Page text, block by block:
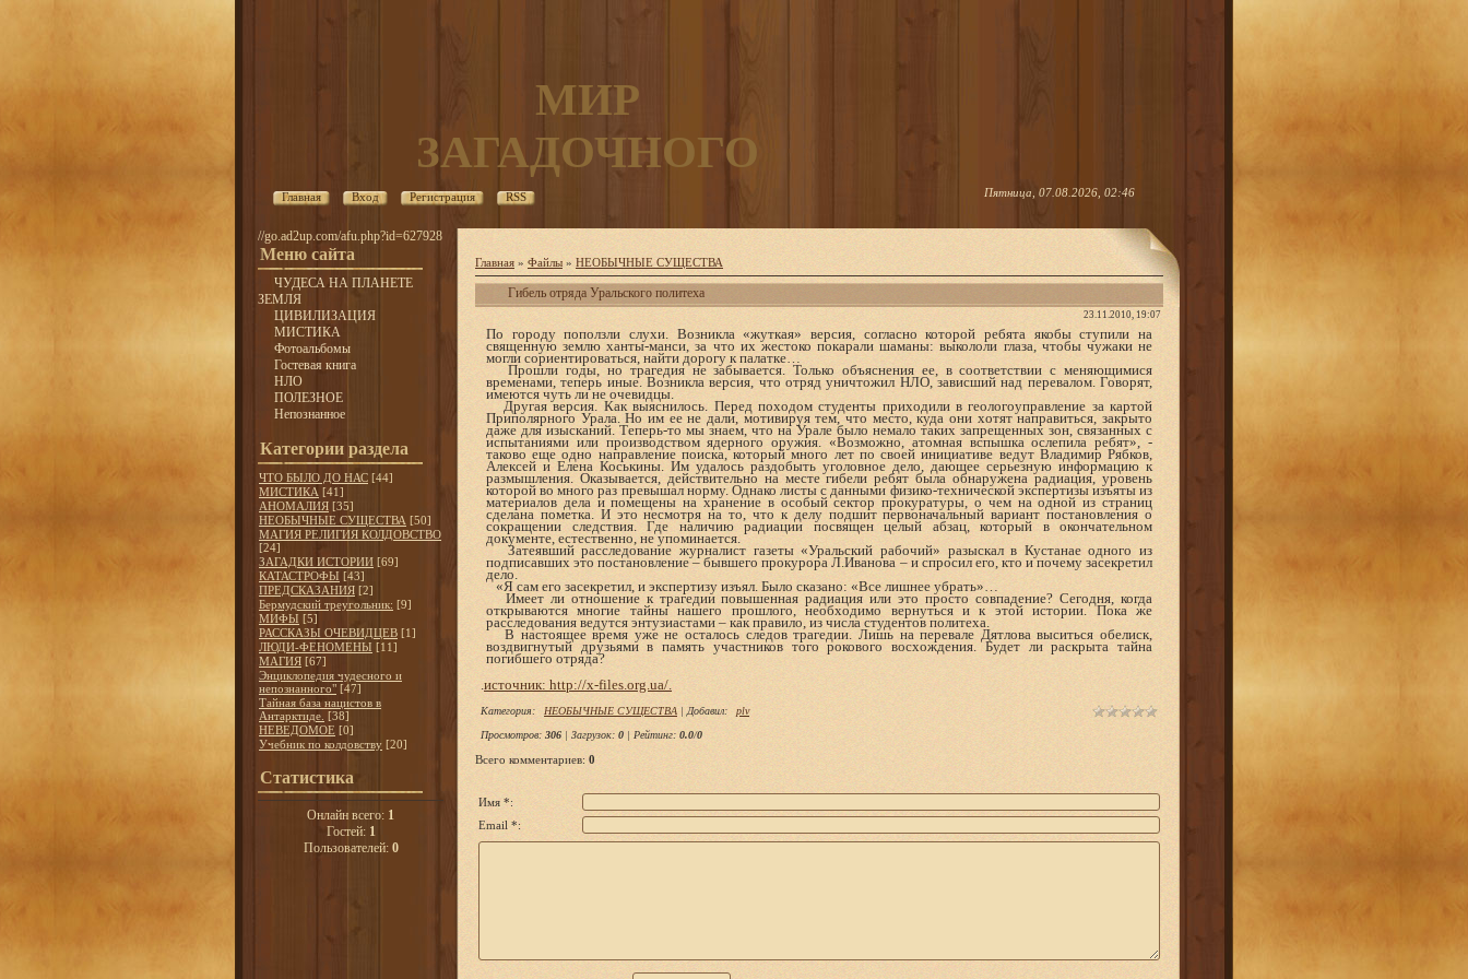
МИР
ЗАГАДОЧНОГО
Главная Вход Регистрация RSS Пятница, 07.08.2026, 02:46
//go.ad2up.com/afu.php?id=627928
Меню сайта
ЧУДЕСА НА ПЛАНЕТЕ
ЗЕМЛЯ
ЦИВИЛИЗАЦИЯ
МИСТИКА
Фотоальбомы
Гостевая книга
НЛО
ПОЛЕЗНОЕ
Непознанное
Категории раздела
ЧТО БЫЛО ДО НАС [44]
МИСТИКА [41]
АНОМАЛИЯ [35]
НЕОБЫЧНЫЕ СУЩЕСТВА [50]
МАГИЯ РЕЛИГИЯ КОЛДОВСТВО
[24]
ЗАГАДКИ ИСТОРИИ [69]
КАТАСТРОФЫ [43]
ПРЕДСКАЗАНИЯ [2]
Бермудский треугольник: [9]
МИФЫ [5]
РАССКАЗЫ ОЧЕВИДЦЕВ [1]
ЛЮДИ-ФЕНОМЕНЫ [11]
МАГИЯ [67]
Энциклопедия чудесного и
непознанного" [47]
Тайная база нацистов в
Антарктиде. [38]
НЕВЕДОМОЕ [0]
Учебник по колдовству [20]
Статистика
Онлайн всего: 1
Гостей: 1
Пользователей: 0
Главная » Файлы » НЕОБЫЧНЫЕ СУЩЕСТВА
Гибель отряда Уральского политеха
23.11.2010, 19:07
По городу поползли слухи. Возникла «жуткая» версия, согласно которой ребята якобы ступили на
священную землю ханты-манси, за что их жестоко покарали шаманы: выкололи глаза, чтобы чужаки не
могли сориентироваться, найти дорогу к палатке…
Прошли годы, но трагедия не забывается. Только объяснения ее, в соответствии с меняющимися
временами, теперь иные. Возникла версия, что отряд уничтожил НЛО, зависший над перевалом. Говорят,
имеются чуть ли не очевидцы.
Другая версия. Как выяснилось. Перед походом студенты приходили в геологоуправление за картой
Приполярного Урала. Но им ее не дали, мотивируя тем, что место, куда они хотят направиться, закрыто
даже для изысканий. Теперь-то мы знаем, что на Урале было немало таких запрещенных зон, связанных с
испытаниями или производством ядерного оружия. «Возможно, атомная вспышка ослепила ребят», -
таково еще одно направление поиска, который много лет по своей инициативе ведут Владимир Рябков,
Алексей и Елена Коськины. Им удалось раздобыть уголовное дело, дающее серьезную информацию к
размышления. Оказывается, действительно на месте гибели ребят была обнаружена радиация, уровень
которой во много раз превышал норму. Однако листы с данными физико-технической экспертизы изъяты из
материалов дела и помещены на хранение в особый сектор прокуратуры, о чем на одной из страниц
сделана пометка. И это несмотря на то, что к делу подшит первоначальный вариант постановления о
сокращении следствия. Где наличию радиации посвящен целый абзац, который в окончательном
документе, естественно, не упоминается.
Затеявший расследование журналист газеты «Уральский рабочий» разыскал в Кустанае одного из
подписавших это постановление – бывшего прокурора Л.Иванова – и спросил его, кто и почему засекретил
дело.
«Я сам его засекретил, и экспертизу изъял. Было сказано: «Все лишнее убрать»…
Имеет ли отношение к трагедии повышенная радиация или это просто совпадение? Сегодня, когда
открываются многие тайны нашего прошлого, необходимо вернуться и к этой истории. Пока же
расследования ведутся энтузиастами – как правило, из числа студентов политеха.
В настоящее время уже не осталось следов трагедии. Лишь на перевале Дятлова выситься обелиск,
воздвигнутый друзьями в память участников того рокового восхождения. Будет ли раскрыта тайна
погибшего отряда?
.источник: http://x-files.org.ua/.
Категория: НЕОБЫЧНЫЕ СУЩЕСТВА | Добавил:
plv
Просмотров: 306 | Загрузок: 0 | Рейтинг: 0.0/0
Всего комментариев: 0
Имя *:
Email *: